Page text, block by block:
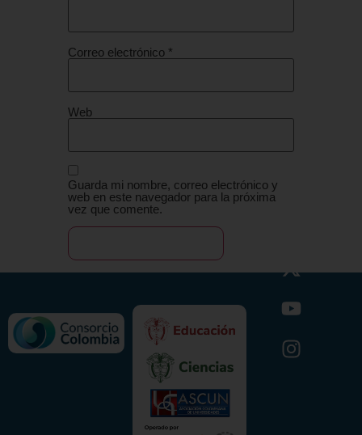
Correo electrónico *
Web
Guarda mi nombre, correo electrónico y
web en este navegador para la próxima
vez que comente.